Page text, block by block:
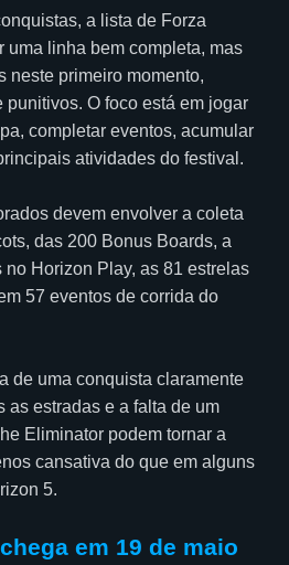
a lista de Forza
uma linha bem completa, mas
neste primeiro momento,
O foco está em jogar
completar eventos, acumular
atividades do festival.
devem envolver a coleta
das 200 Bonus Boards, a
Horizon Play, as 81 estrelas
57 eventos de corrida do
de uma conquista claramente
as estradas e a falta de um
Eliminator podem tornar a
cansativa do que em alguns
5.
em 19 de maio